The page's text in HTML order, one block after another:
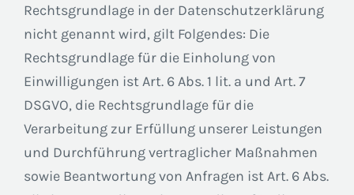
Rechtsgrundlage in der Datenschutzerklärung
nicht genannt wird, gilt Folgendes: Die
Rechtsgrundlage für die Einholung von
Einwilligungen ist Art. 6 Abs. 1 lit. a und Art. 7
DSGVO, die Rechtsgrundlage für die
Verarbeitung zur Erfüllung unserer Leistungen
und Durchführung vertraglicher Maßnahmen
sowie Beantwortung von Anfragen ist Art. 6 Abs.